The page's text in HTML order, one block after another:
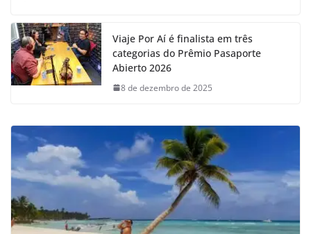
Viaje Por Aí é finalista em três
categorias do Prêmio Pasaporte
Abierto 2026
8 de dezembro de 2025